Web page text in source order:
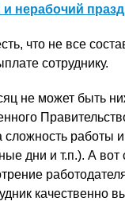
нерабочий
что не все
сотруднику.
не может быть
сложность работы
дни и т.п.). А вот
качественно